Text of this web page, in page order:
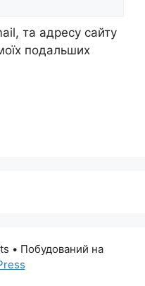
та адресу сайту
подальших
• Побудований на